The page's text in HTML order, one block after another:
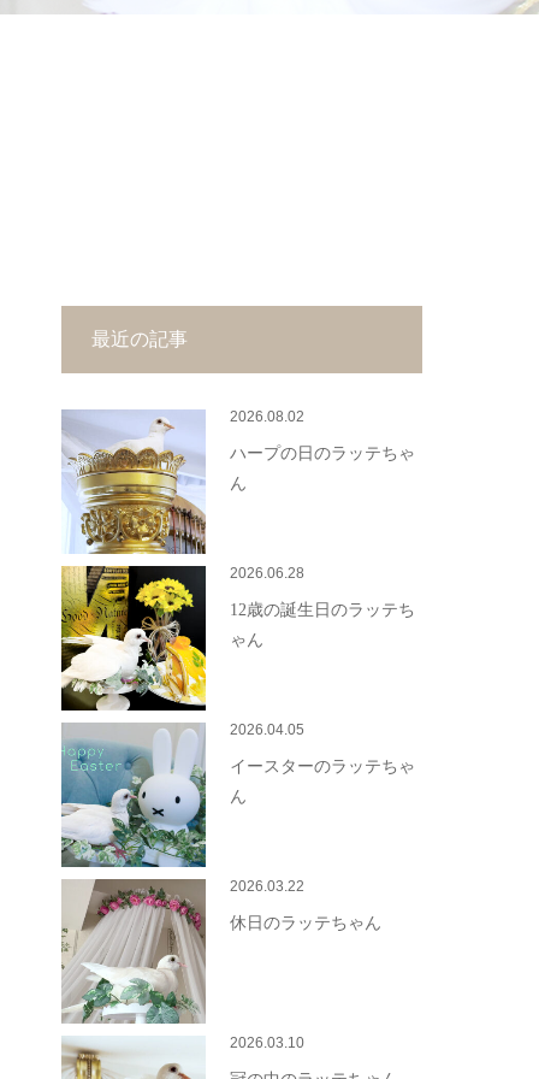
最近の記事
2026.08.02
ハープの日のラッテちゃ
ん
2026.06.28
12歳の誕生日のラッテち
ゃん
2026.04.05
イースターのラッテちゃ
ん
2026.03.22
休日のラッテちゃん
2026.03.10